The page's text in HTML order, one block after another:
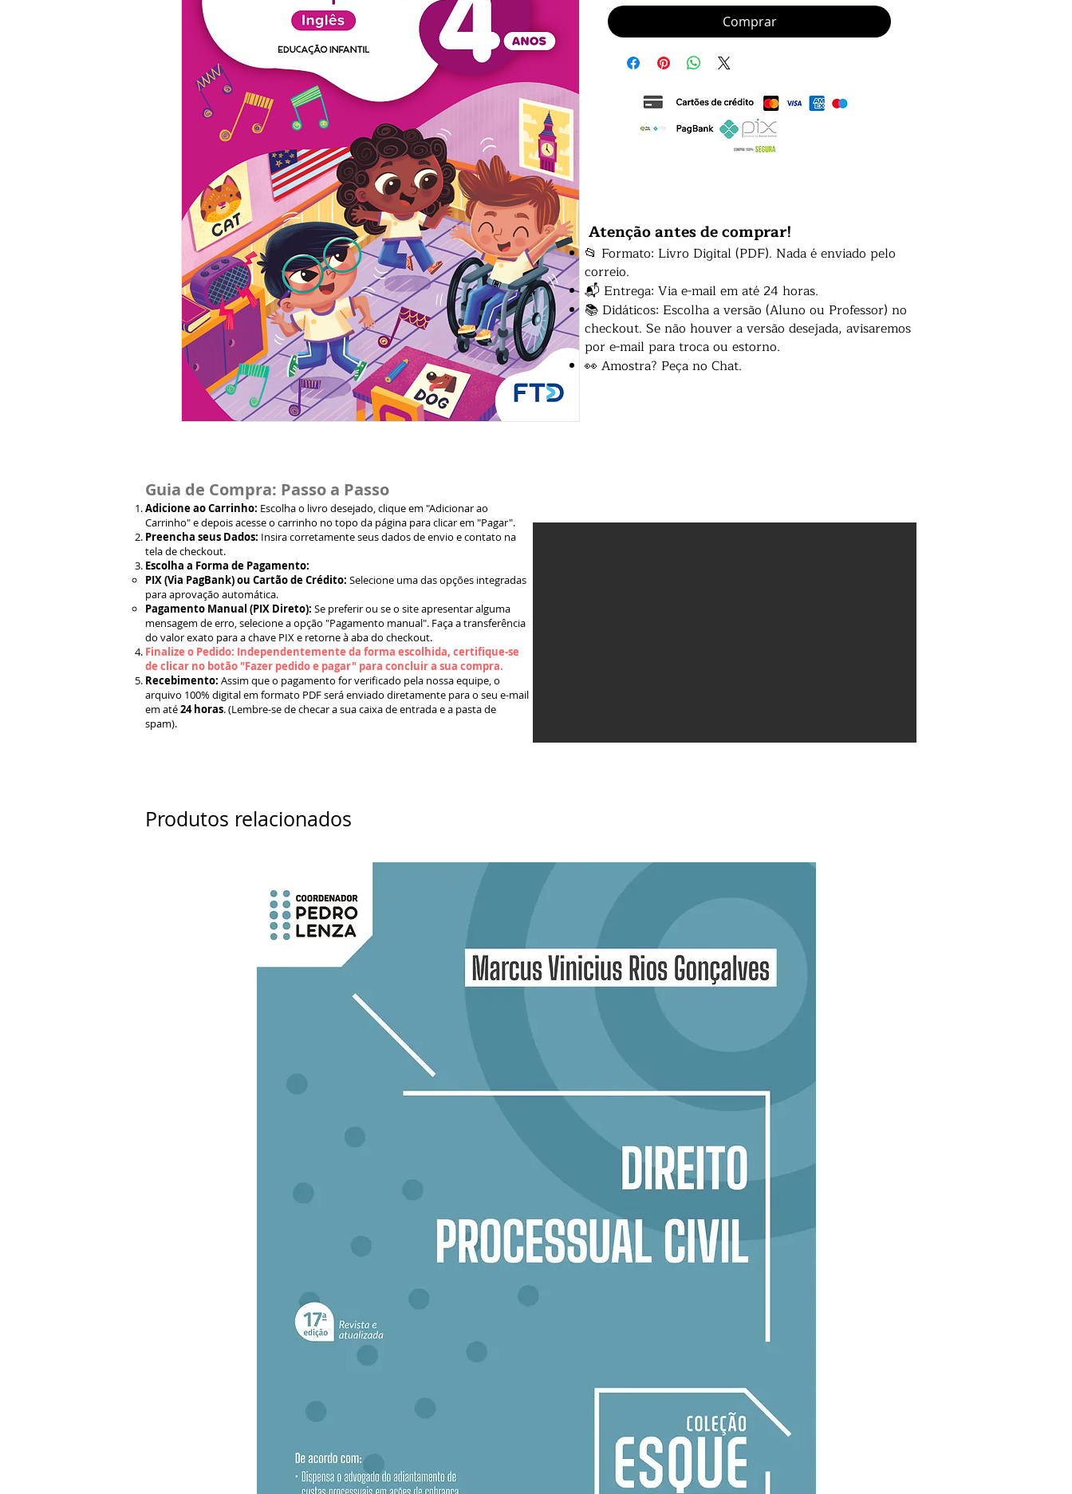
Comprar
Atenção antes de comprar!
📂 Formato: Livro Digital (PDF). Nada é enviado pelo
correio.
📬 Entrega: Via e-mail em até 24 horas.
📚 Didáticos: Escolha a versão (Aluno ou Professor) no
checkout. Se não houver a versão desejada, avisaremos
por e-mail para troca ou estorno.
👀 Amostra? Peça no Chat.
Guia de Compra: Passo a Passo
Adicione ao Carrinho: Escolha o livro desejado, clique em "Adicionar ao
Carrinho" e depois acesse o carrinho no topo da página para clicar em "Pagar".
Preencha seus Dados: Insira corretamente seus dados de envio e contato na
tela de checkout.
Escolha a Forma de Pagamento:
PIX (Via PagBank) ou Cartão de Crédito: Selecione uma das opções integradas
para aprovação automática.
Pagamento Manual (PIX Direto): Se preferir ou se o site apresentar alguma
mensagem de erro, selecione a opção "Pagamento manual". Faça a transferência
do valor exato para a chave PIX e retorne à aba do checkout.
Finalize o Pedido: Independentemente da forma escolhida, certifique-se
de clicar no botão "Fazer pedido e pagar" para concluir a sua compra.
Recebimento: Assim que o pagamento for verificado pela nossa equipe, o
arquivo 100% digital em formato PDF será enviado diretamente para o seu e-mail
em até24 horas. (Lembre-se de checar a sua caixa de entrada e a pasta de
spam).
Produtos relacionados